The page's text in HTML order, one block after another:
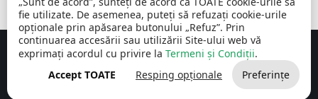
14:00
Comuna Cerchezu © 2026Toate drepturile rezervate
Concept realizat de Big Media Relații Publice SRL
fie utilizate. De asemenea, puteți să refuzați cookie-urile
opționale prin apăsarea butonului „Refuz”. Prin
continuarea accesării sau utilizării Site-ului web vă
exprimați acordul cu privire la Termeni și Condiții.
Accept TOATE
Resping opționale Preferințe